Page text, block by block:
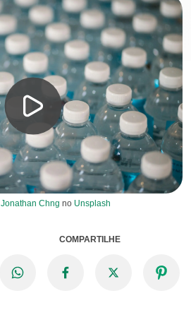
Jonathan Chng no Unsplash
COMPARTILHE